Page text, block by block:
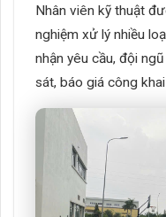
Nhân viên kỹ thuật
nghiệm xử lý nhiều
nhận yêu cầu, đội
sát, báo giá công